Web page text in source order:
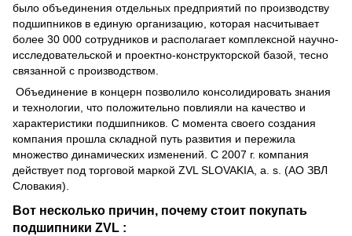
было объединения отдельных предприятий по производству
подшипников в единую организацию, которая насчитывает
более 30 000 сотрудников и располагает комплексной научно-
исследовательской и проектно-конструкторской базой, тесно
связанной с производством.
Объединение в концерн позволило консолидировать знания
и технологии, что положительно повлияли на качество и
характеристики подшипников. С момента своего создания
компания прошла складной путь развития и пережила
множество динамических изменений. С 2007 г. компания
действует под торговой маркой ZVL SLOVAKIA, a. s. (АО ЗВЛ
Словакия).
Вот несколько причин, почему стоит покупать
подшипники ZVL :